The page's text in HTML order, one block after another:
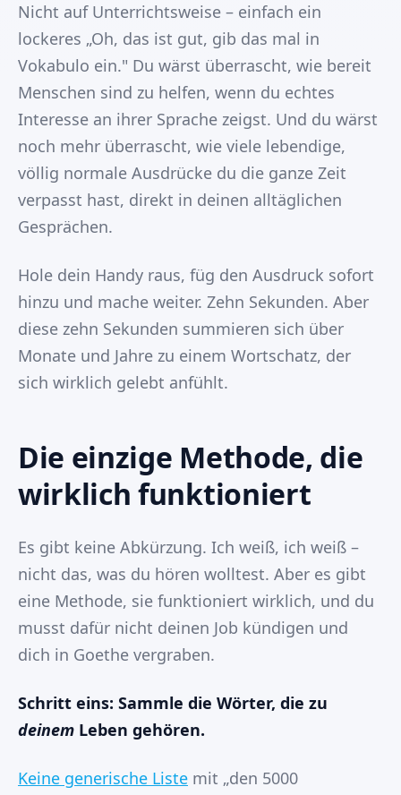
Nicht auf Unterrichtsweise – einfach ein
lockeres „Oh, das ist gut, gib das mal in
Vokabulo ein." Du wärst überrascht, wie bereit
Menschen sind zu helfen, wenn du echtes
Interesse an ihrer Sprache zeigst. Und du wärst
noch mehr überrascht, wie viele lebendige,
völlig normale Ausdrücke du die ganze Zeit
verpasst hast, direkt in deinen alltäglichen
Gesprächen.
Hole dein Handy raus, füg den Ausdruck sofort
hinzu und mache weiter. Zehn Sekunden. Aber
diese zehn Sekunden summieren sich über
Monate und Jahre zu einem Wortschatz, der
sich wirklich gelebt anfühlt.
Die einzige Methode, die
wirklich funktioniert
Es gibt keine Abkürzung. Ich weiß, ich weiß –
nicht das, was du hören wolltest. Aber es gibt
eine Methode, sie funktioniert wirklich, und du
musst dafür nicht deinen Job kündigen und
dich in Goethe vergraben.
Schritt eins: Sammle die Wörter, die zu
deinem Leben gehören.
Keine generische Liste mit „den 5000